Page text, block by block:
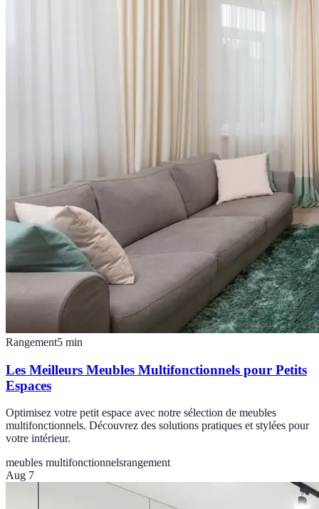
Rangement5 min
Les Meilleurs Meubles Multifonctionnels pour Petits
Espaces
Optimisez votre petit espace avec notre sélection de meubles
multifonctionnels. Découvrez des solutions pratiques et stylées pour
votre intérieur.
meubles multifonctionnelsrangement
Aug 7